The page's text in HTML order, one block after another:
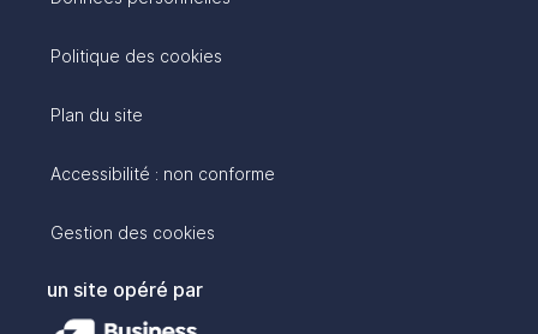
Politique des cookies
Plan du site
Accessibilité : non conforme
Gestion des cookies
un site opéré par